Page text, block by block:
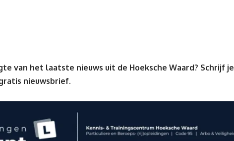
van het laatste nieuws uit de Hoeksche Waard? Schrijf je
nieuwsbrief.